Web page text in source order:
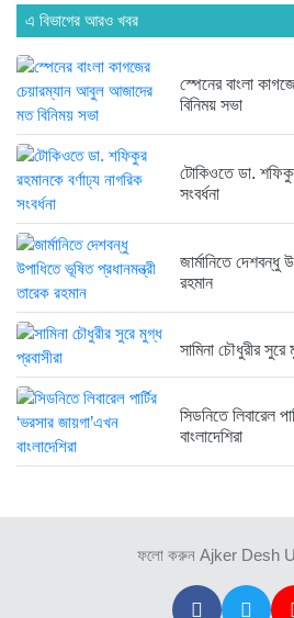
১ সপ্তাহ আগে
রাজনৈতিক লড়াইয়ে
১ সপ্তাহ আগে
এ বিভাগের আরও খবর
স্পেনের বাংলা
বিনিময় সভা
টোকিওতে ডা.
সংবর্ধনা
জার্মানিতে দেশবন্ধু
রহমান
সামিনা চৌধুরীর সুরে
সিডনিতে লিবারেল
বাংলাদেশিরা
ফলো করুন Ajker Desh